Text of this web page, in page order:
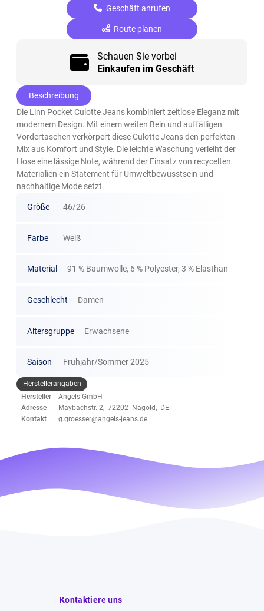
Geschäft anrufen
Route planen
Schauen Sie vorbei
Einkaufen im Geschäft
Beschreibung
Die Linn Pocket Culotte Jeans kombiniert zeitlose Eleganz mit
modernem Design. Mit einem weiten Bein und auffälligen
Vordertaschen verkörpert diese Culotte Jeans den perfekten
Mix aus Komfort und Style. Die leichte Waschung verleiht der
Hose eine lässige Note, während der Einsatz von recycelten
Materialien ein Statement für Umweltbewusstsein und
nachhaltige Mode setzt.
Größe 46/26
Farbe Weiß
Material 91 % Baumwolle, 6 % Polyester, 3 % Elasthan
Geschlecht Damen
Altersgruppe Erwachsene
Saison Frühjahr/Sommer 2025
Herstellerangaben
Hersteller
Angels GmbH
Adresse
Maybachstr. 2, 72202 Nagold, DE
Kontakt
g.groesser@angels-jeans.de
Kontaktiere uns